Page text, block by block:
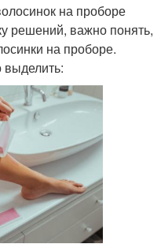
на проборе
решений, важно понять,
на проборе.